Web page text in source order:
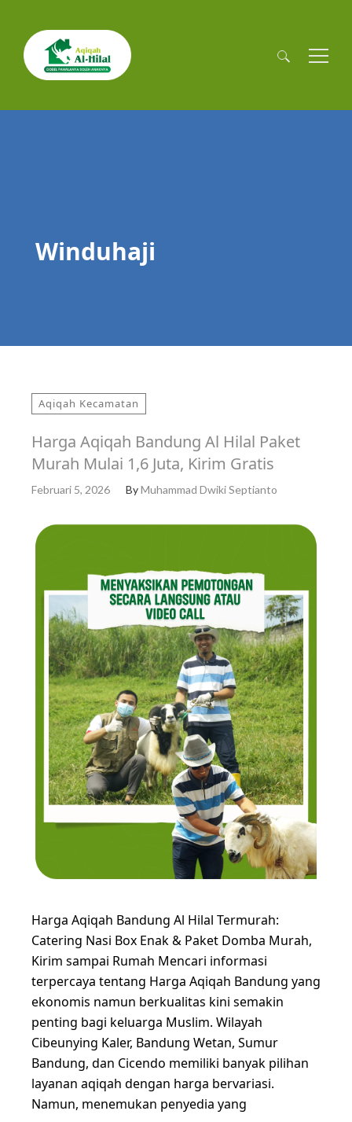
Cari
Winduhaji
Aqiqah Kecamatan
Harga Aqiqah Bandung Al Hilal Paket
Murah Mulai 1,6 Juta, Kirim Gratis
Februari 5, 2026 ByMuhammad Dwiki Septianto
Harga Aqiqah Bandung Al Hilal Termurah:
Catering Nasi Box Enak & Paket Domba Murah,
Kirim sampai Rumah Mencari informasi
terpercaya tentang Harga Aqiqah Bandung yang
ekonomis namun berkualitas kini semakin
penting bagi keluarga Muslim. Wilayah
Cibeunying Kaler, Bandung Wetan, Sumur
Bandung, dan Cicendo memiliki banyak pilihan
layanan aqiqah dengan harga bervariasi.
Namun, menemukan penyedia yang